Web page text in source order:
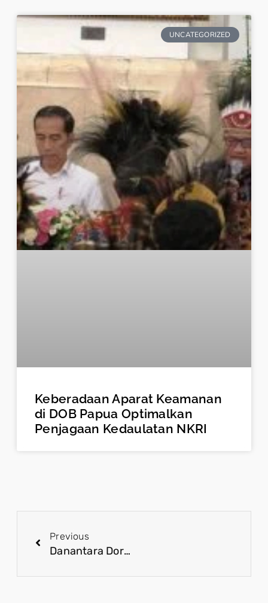
UNCATEGORIZED
Keberadaan Aparat Keamanan
di DOB Papua Optimalkan
Penjagaan Kedaulatan NKRI
Previous
Danantara Dorong Pertumbuhan Fiskal Lewat Investasi Strategis dan Aset Produktif Negara